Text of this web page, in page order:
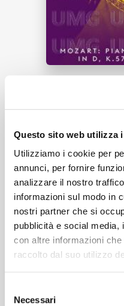
Questo sito web utilizza
Utilizziamo i cookie per
annunci, per fornire
analizzare il nostro
informazioni sul modo in
nostri partner che si
pubblicità e social media,
con altre informazioni
raccolto dal suo utilizzo
delNecessari
Tracklist:
1 I. Allegro[Piano
Major, K. 576]
Vladimir Ashkenazy
Formati disponibili:
CHI